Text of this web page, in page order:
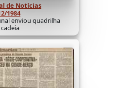
de Notícias
1984
enviou quadrilha